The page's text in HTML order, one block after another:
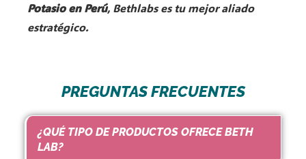
Potasio en Perú, Bethlabs es tu mejor aliado
estratégico.
PREGUNTAS FRECUENTES
¿QUÉ TIPO DE PRODUCTOS OFRECE BETH
LAB?